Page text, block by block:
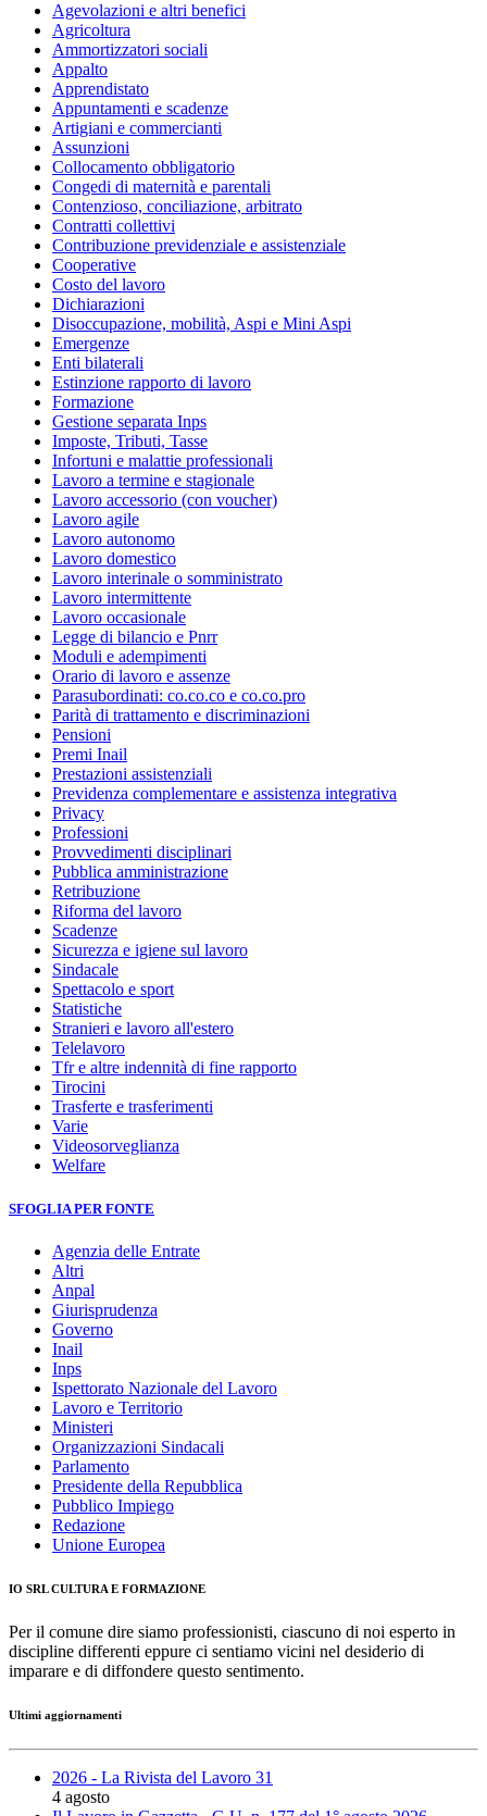
Agevolazioni e altri benefici
Agricoltura
Ammortizzatori sociali
Appalto
Apprendistato
Appuntamenti e scadenze
Artigiani e commercianti
Assunzioni
Collocamento obbligatorio
Congedi di maternità e parentali
Contenzioso, conciliazione, arbitrato
Contratti collettivi
Contribuzione previdenziale e assistenziale
Cooperative
Costo del lavoro
Dichiarazioni
Disoccupazione, mobilità, Aspi e Mini Aspi
Emergenze
Enti bilaterali
Estinzione rapporto di lavoro
Formazione
Gestione separata Inps
Imposte, Tributi, Tasse
Infortuni e malattie professionali
Lavoro a termine e stagionale
Lavoro accessorio (con voucher)
Lavoro agile
Lavoro autonomo
Lavoro domestico
Lavoro interinale o somministrato
Lavoro intermittente
Lavoro occasionale
Legge di bilancio e Pnrr
Moduli e adempimenti
Orario di lavoro e assenze
Parasubordinati: co.co.co e co.co.pro
Parità di trattamento e discriminazioni
Pensioni
Premi Inail
Prestazioni assistenziali
Previdenza complementare e assistenza integrativa
Privacy
Professioni
Provvedimenti disciplinari
Pubblica amministrazione
Retribuzione
Riforma del lavoro
Scadenze
Sicurezza e igiene sul lavoro
Sindacale
Spettacolo e sport
Statistiche
Stranieri e lavoro all'estero
Telelavoro
Tfr e altre indennità di fine rapporto
Tirocini
Trasferte e trasferimenti
Varie
Videosorveglianza
Welfare
SFOGLIA PER FONTE
Agenzia delle Entrate
Altri
Anpal
Giurisprudenza
Governo
Inail
Inps
Ispettorato Nazionale del Lavoro
Lavoro e Territorio
Ministeri
Organizzazioni Sindacali
Parlamento
Presidente della Repubblica
Pubblico Impiego
Redazione
Unione Europea
IO SRL CULTURA E FORMAZIONE
Per il comune dire siamo professionisti, ciascuno di noi esperto in
discipline differenti eppure ci sentiamo vicini nel desiderio di
imparare e di diffondere questo sentimento.
Ultimi aggiornamenti
2026 - La Rivista del Lavoro 31
4 agosto